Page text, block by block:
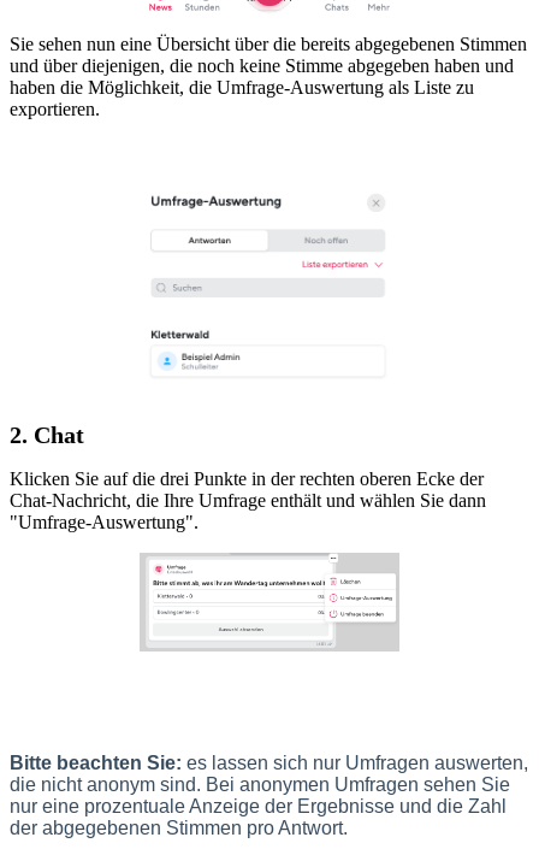
Sie sehen nun eine Übersicht über die bereits abgegebenen Stimmen
und über diejenigen, die noch keine Stimme abgegeben haben und
haben die Möglichkeit, die Umfrage-Auswertung als Liste zu
exportieren.
2. Chat
Klicken Sie auf die drei Punkte in der rechten oberen Ecke der
Chat-Nachricht, die Ihre Umfrage enthält und wählen Sie dann
"Umfrage-Auswertung".
Bitte beachten Sie: es lassen sich nur Umfragen auswerten,
die nicht anonym sind. Bei anonymen Umfragen sehen Sie
nur eine prozentuale Anzeige der Ergebnisse und die Zahl
der abgegebenen Stimmen pro Antwort.